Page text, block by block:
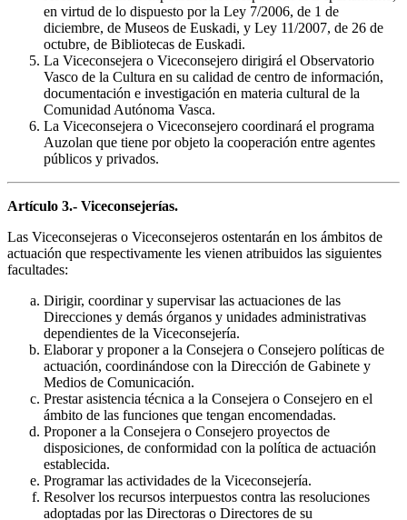
en virtud de lo dispuesto por la Ley 7/2006, de 1 de
diciembre, de Museos de Euskadi, y Ley 11/2007, de 26 de
octubre, de Bibliotecas de Euskadi.
La Viceconsejera o Viceconsejero dirigirá el Observatorio
Vasco de la Cultura en su calidad de centro de información,
documentación e investigación en materia cultural de la
Comunidad Autónoma Vasca.
La Viceconsejera o Viceconsejero coordinará el programa
Auzolan que tiene por objeto la cooperación entre agentes
públicos y privados.
Artículo 3.- Viceconsejerías.
Las Viceconsejeras o Viceconsejeros ostentarán en los ámbitos de
actuación que respectivamente les vienen atribuidos las siguientes
facultades:
Dirigir, coordinar y supervisar las actuaciones de las
Direcciones y demás órganos y unidades administrativas
dependientes de la Viceconsejería.
Elaborar y proponer a la Consejera o Consejero políticas de
actuación, coordinándose con la Dirección de Gabinete y
Medios de Comunicación.
Prestar asistencia técnica a la Consejera o Consejero en el
ámbito de las funciones que tengan encomendadas.
Proponer a la Consejera o Consejero proyectos de
disposiciones, de conformidad con la política de actuación
establecida.
Programar las actividades de la Viceconsejería.
Resolver los recursos interpuestos contra las resoluciones
adoptadas por las Directoras o Directores de su